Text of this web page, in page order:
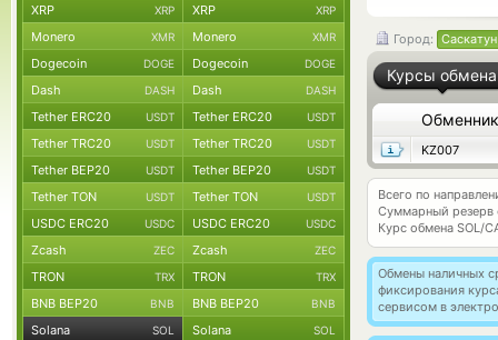
Город: Саскатун
Курсы обмена
Обменник
KZ007
Всего по
Суммарный резерв
Курс обмена SOL/
Обмены наличных
фиксирования
сервисом в
XRP XRP XRP XRP
Monero XMR Monero XMR
Dogecoin DOGE Dogecoin DOGE
Dash DASH Dash DASH
Tether ERC20 USDT Tether ERC20 USDT
Tether TRC20 USDT Tether TRC20 USDT
Tether BEP20 USDT Tether BEP20 USDT
Tether TON USDT Tether TON USDT
USDC ERC20 USDC USDC ERC20 USDC
Zcash ZEC Zcash ZEC
TRON TRX TRON TRX
BNB BEP20 BNB BNB BEP20 BNB
Solana SOL Solana SOL